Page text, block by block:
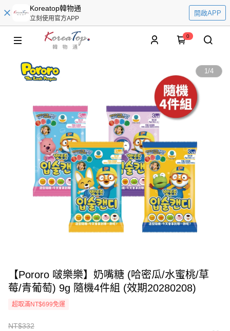
Koreatop韓物通
立刻使用官方APP
開啟APP
0
1/4
【Pororo 啵樂樂】奶嘴糖 (哈密瓜/水蜜桃/草
莓/青葡萄) 9g 隨機4件組 (效期20280208)
超取滿NT$699免運
NT$332